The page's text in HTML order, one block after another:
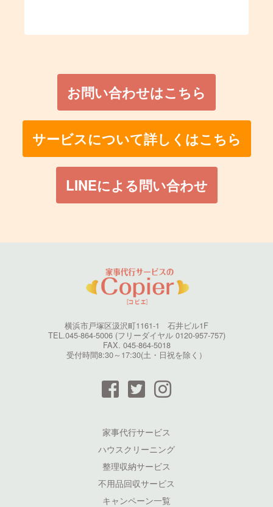
お問い合わせはこちら
サービスについて詳しくはこちら
LINEによる問い合わせ
横浜市戸塚区汲沢町1161-1 石井ビル1F
TEL.045-864-5006 (フリーダイヤル 0120-957-757)
FAX. 045-864-5018
受付時間8:30～17:30(土・日祝を除く）
家事代行サービス
ハウスクリーニング
整理収納サービス
不用品回収サービス
キャンペーン一覧